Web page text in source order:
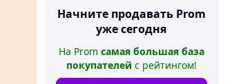
Начните продавать Prom
уже сегодня
На Prom самая большая база
покупателей с рейтингом!